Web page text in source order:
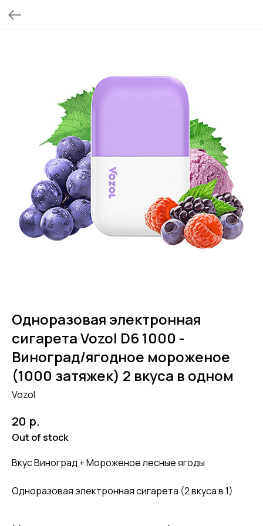
Одноразовая электронная
сигарета Vozol D6 1000 -
Виноград/ягодное мороженое
(1000 затяжек) 2 вкуса в одном
Vozol
20 р.
Out of stock
Вкус Виноград + Мороженое лесные ягоды
Одноразовая электронная сигарета (2 вкуса в 1)